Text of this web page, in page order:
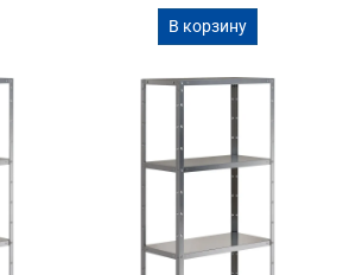
В корзину